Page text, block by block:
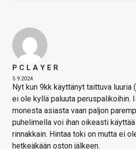
P C L A Y E R
5.9.2024
Nyt kun 9kk käyttänyt taittuva luuria
ei ole kyllä paluuta peruspalikoihin.
monesta asiasta vaan paljon
puhelimella voi ihan oikeasti
rinnakkain. Hintaa toki on mutta ei
hetkeäkään oston jälkeen.